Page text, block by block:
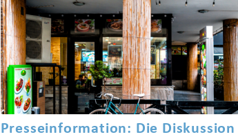
Presseinformation: Die Diskussion